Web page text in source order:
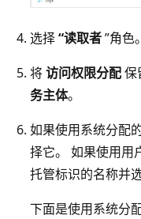
选择“读取者”角色。
将访问权限分配保
务主体。
如果使用系统分配
择它。 如果使用用
托管标识的名称并
下面是使用系统分